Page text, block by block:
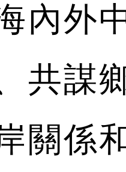
內外
共謀
關係